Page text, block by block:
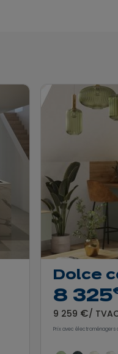
du prix
Dolce
8 325
euros
9 259 €euros
/
Prix avec électroménagers